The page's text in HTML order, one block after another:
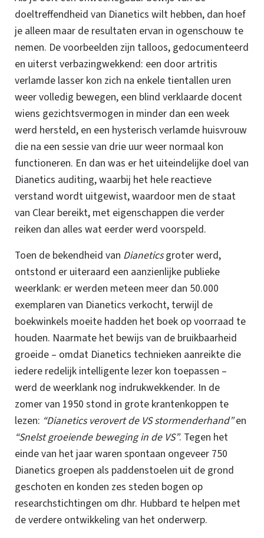
doeltreffendheid van Dianetics wilt hebben, dan hoef
je alleen maar de resultaten ervan in ogenschouw te
nemen. De voorbeelden zijn talloos, gedocumenteerd
en uiterst verbazingwekkend: een door artritis
verlamde lasser kon zich na enkele tientallen uren
weer volledig bewegen, een blind verklaarde docent
wiens gezichtsvermogen in minder dan een week
werd hersteld, en een hysterisch verlamde huisvrouw
die na een sessie van drie uur weer normaal kon
functioneren. En dan was er het uiteindelijke doel van
Dianetics auditing, waarbij het hele reactieve
verstand wordt uitgewist, waardoor men de staat
van Clear bereikt, met eigenschappen die verder
reiken dan alles wat eerder werd voorspeld.
Toen de bekendheid van Dianeticsgroter werd,
ontstond er uiteraard een aanzienlijke publieke
weerklank: er werden meteen meer dan 50.000
exemplaren van Dianetics verkocht, terwijl de
boekwinkels moeite hadden het boek op voorraad te
houden. Naarmate het bewijs van de bruikbaarheid
groeide – omdat Dianetics technieken aanreikte die
iedere redelijk intelligente lezer kon toepassen –
werd de weerklank nog indrukwekkender. In de
zomer van 1950 stond in grote krantenkoppen te
lezen: “Dianetics verovert de VSstormenderhand”en
“Snelst groeiende beweging in de VS”. Tegen het
einde van het jaar waren spontaan ongeveer 750
Dianetics groepen als paddenstoelen uit de grond
geschoten en konden zes steden bogen op
researchstichtingen om dhr. Hubbard te helpen met
de verdere ontwikkeling van het onderwerp.